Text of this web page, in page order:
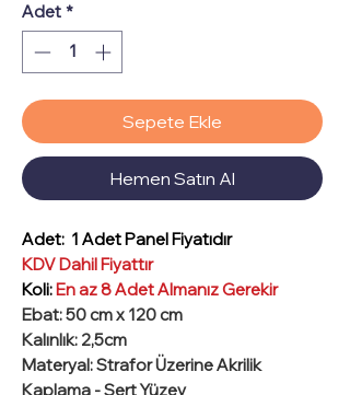
Adet *
Sepete Ekle
Hemen Satın Al
Adet: 1 Adet Panel Fiyatıdır
KDV Dahil Fiyattır
Koli:En az 8 Adet Almanız Gerekir
Ebat: 50 cm x 120 cm
Kalınlık: 2,5cm
Materyal: Strafor Üzerine Akrilik
Kaplama -Sert Yüzey